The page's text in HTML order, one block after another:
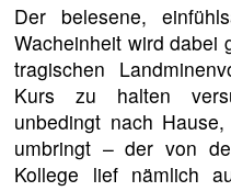
Der belesene,
Wacheinheit wird dabei
tragischen
Kurs zu halten
unbedingt nach
umbringt – der von
Kollege lief nämlich